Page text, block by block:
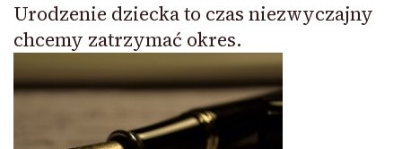
Urodzenie dziecka to czas niezwyczajny
chcemy zatrzymać okres.